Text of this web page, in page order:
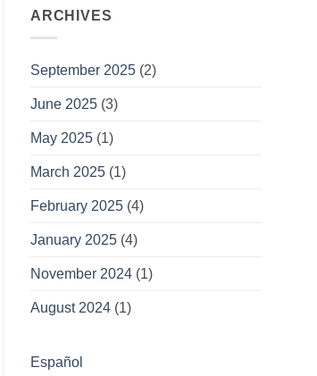
ARCHIVES
September 2025 (2)
June 2025 (3)
May 2025 (1)
March 2025 (1)
February 2025 (4)
January 2025 (4)
November 2024 (1)
August 2024 (1)
Español